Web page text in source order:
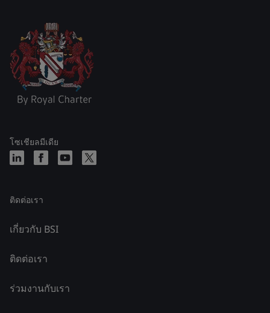
โซเชียลมีเดีย
ติดต่อเรา
เกี่ยวกับ BSI
ติดต่อเรา
ร่วมงานกับเรา